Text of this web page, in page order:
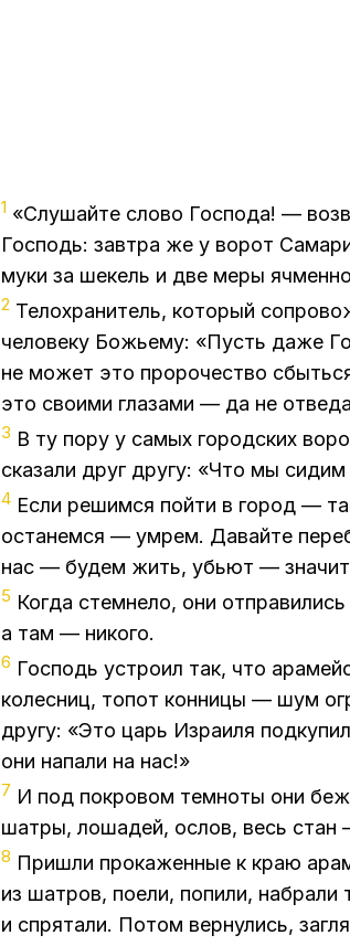
1 «Слушайте слово Господа! —
Господь: завтра же у ворот
муки за шекель и две меры
2 Телохранитель, который
человеку Божьему: «Пусть даже
не может это пророчество
это своими глазами — да не
3 В ту пору у самых городских
сказали друг другу: «Что мы
4 Если решимся пойти в город —
останемся — умрем. Давайте
нас — будем жить, убьют —
5 Когда стемнело, они
а там — никого.
6 Господь устроил так, что
колесниц, топот конницы — шум
другу: «Это царь Израиля
они напали на нас!»
7 И под покровом темноты они
шатры, лошадей, ослов, весь стан
8 Пришли прокаженные к краю
из шатров, поели, попили,
и спрятали. Потом вернулись,